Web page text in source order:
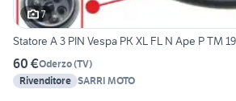
7
Statore A 3 PIN Vespa PK XL FL N Ape P TM
60 €Oderzo(TV)
Rivenditore SARRI MOTO